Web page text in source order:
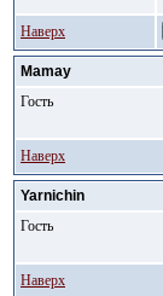
Наверх
Mamay
Гость
Наверх
Yarnichin
Гость
Наверх